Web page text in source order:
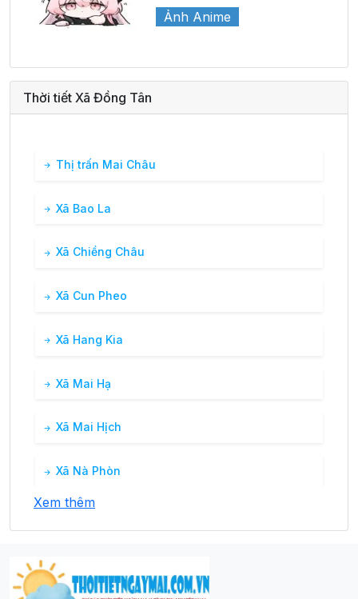
Ảnh Anime
Thời tiết Xã Đồng Tân
Thị trấn Mai Châu
Xã Bao La
Xã Chiềng Châu
Xã Cun Pheo
Xã Hang Kia
Xã Mai Hạ
Xã Mai Hịch
Xã Nà Phòn
Xem thêm